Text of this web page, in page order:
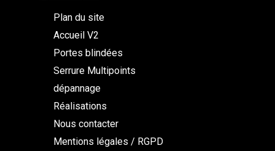
Plan du site
Accueil V2
Portes blindées
Serrure Multipoints
dépannage
Réalisations
Nous contacter
Mentions légales / RGPD